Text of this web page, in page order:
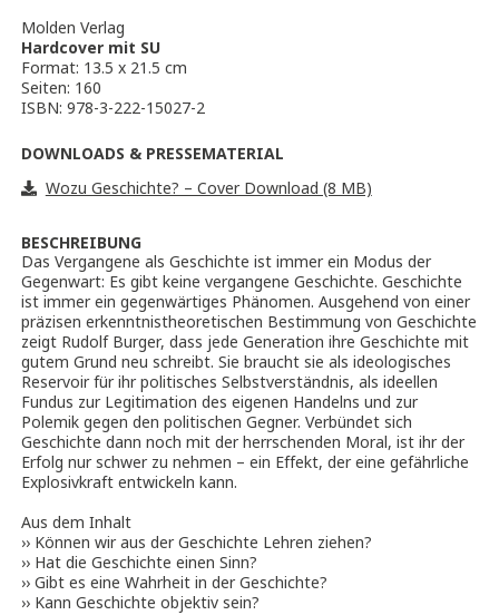
Molden Verlag
Hardcover mit SU
Format: 13.5 x 21.5 cm
Seiten: 160
ISBN: 978-3-222-15027-2
DOWNLOADS & PRESSEMATERIAL
Wozu Geschichte? – Cover Download (8 MB)
BESCHREIBUNG
Das Vergangene als Geschichte ist immer ein Modus der
Gegenwart: Es gibt keine vergangene Geschichte. Geschichte
ist immer ein gegenwärtiges Phänomen. Ausgehend von einer
präzisen erkenntnistheoretischen Bestimmung von Geschichte
zeigt Rudolf Burger, dass jede Generation ihre Geschichte mit
gutem Grund neu schreibt. Sie braucht sie als ideologisches
Reservoir für ihr politisches Selbstverständnis, als ideellen
Fundus zur Legitimation des eigenen Handelns und zur
Polemik gegen den politischen Gegner. Verbündet sich
Geschichte dann noch mit der herrschenden Moral, ist ihr der
Erfolg nur schwer zu nehmen – ein Effekt, der eine gefährliche
Explosivkraft entwickeln kann.
Aus dem Inhalt
›› Können wir aus der Geschichte Lehren ziehen?
›› Hat die Geschichte einen Sinn?
›› Gibt es eine Wahrheit in der Geschichte?
›› Kann Geschichte objektiv sein?